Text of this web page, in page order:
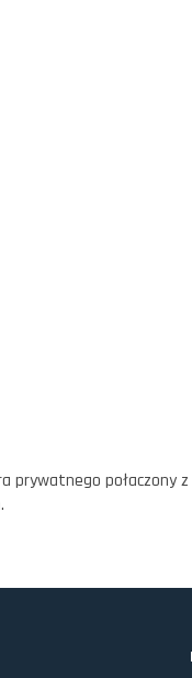
prywatnego połaczony